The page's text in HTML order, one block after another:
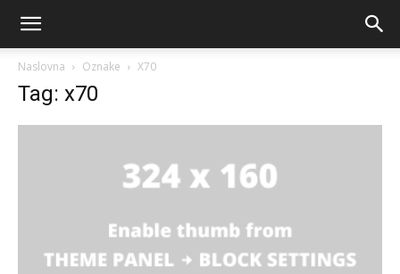
Naslovna Oznake X70
Tag: x70